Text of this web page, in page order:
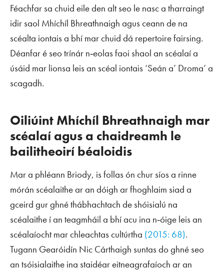
Féachfar sa chuid eile den alt seo le nasc a tharraingt
idir saol Mhíchíl Bhreathnaigh agus ceann de na
scéalta iontais a bhí mar chuid dá repertoirefairsing.
Déanfar é seo trínár n‑eolas faoi shaol an scéalaí a
úsáid mar lionsa leis an scéal iontais ‘Seán a’ Droma’ a
scagadh.
Oiliúint Mhíchíl Bhreathnaigh mar
scéalaí agus a chaidreamh le
bailitheoirí béaloidis
Mar a phléann Briody, is follas ón chur síos a rinne
mórán scéalaithe ar an dóigh ar fhoghlaim siad a
gceird gur ghné thábhachtach de shóisialú na
scéalaithe í an teagmháil a bhí acu ina n‑óige leis an
scéalaíocht mar chleachtas cultúrtha (2015: 68).
Tugann Gearóidín Nic Cárthaigh suntas do ghné seo
an tsóisialaithe ina staidéar eitneagrafaíoch ar an